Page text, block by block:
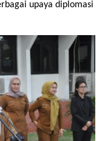
upaya diplomasi